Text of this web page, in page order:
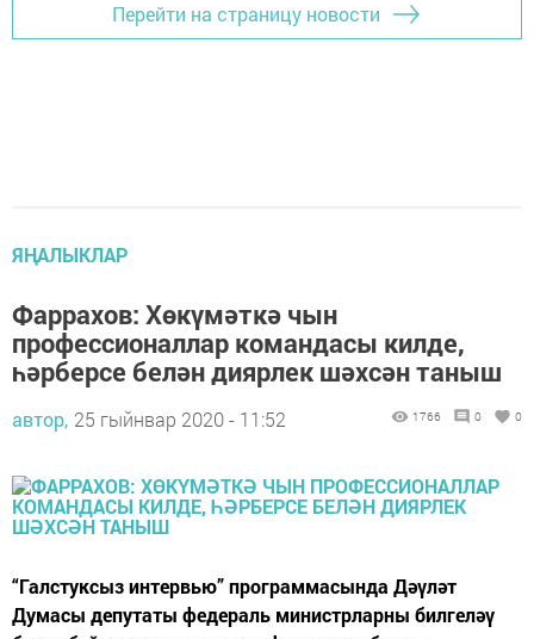
Перейти на страницу новости
ЯҢАЛЫКЛАР
Фаррахов: Хөкүмәткә чын
профессионаллар командасы килде,
һәрберсе белән диярлек шәхсән таныш
автор, 25 гыйнвар 2020 - 11:52 1766 0 0
“Галстуксыз интервью” программасында Дәүләт
Думасы депутаты федераль министрларны билгеләү